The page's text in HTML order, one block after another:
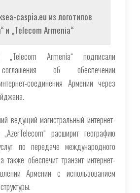
caspia.eu из логотипов
и „Telecom Armenia“
„Telecom Armenia“ подписали
об обеспечении
соединения Армении через
ведущий магистральный интернет-
расширит географию
по передаче международного
также обеспечит транзит интернет-
Армении с использованием